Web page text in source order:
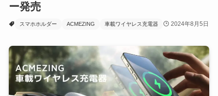
ー発売
スマホホルダー ACMEZING 車載ワイヤレス充電器 2024年8月5日